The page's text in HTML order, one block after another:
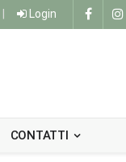
Login
CONTATTI